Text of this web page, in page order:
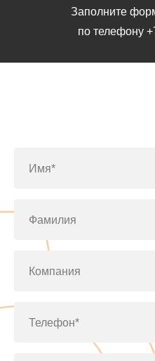
Заполните
по телефону
Имя*
Фамилия
Компания
Телефон*